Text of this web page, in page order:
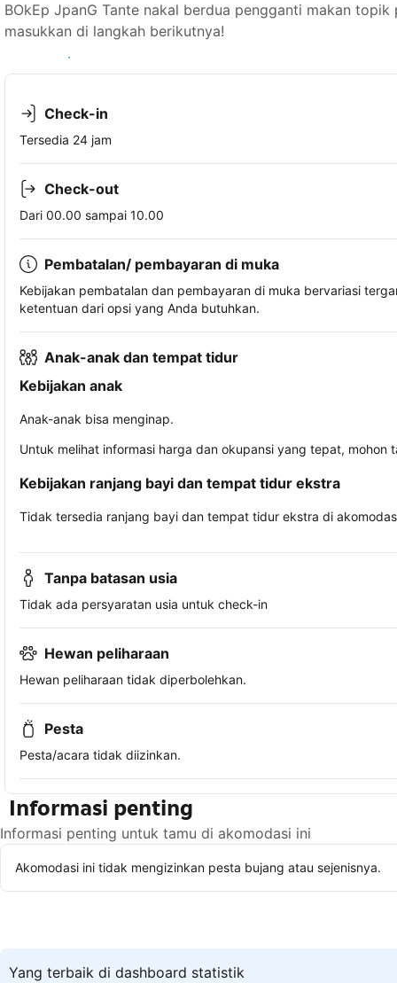
BOkEp JpanG Tante nakal berdua pengganti makan
masukkan di langkah berikutnya!
Lihat ketersediaan
Check-in
Tersedia 24 jam
Check-out
Dari 00.00 sampai 10.00
Pembatalan/ pembayaran di muka
Kebijakan pembatalan dan pembayaran di muka bervariasi
ketentuan dari opsi yang Anda butuhkan.
Anak-anak dan tempat tidur
Kebijakan anak
Anak-anak bisa menginap.
Untuk melihat informasi harga dan okupansi yang tepat,
Kebijakan ranjang bayi dan tempat tidur ekstra
Tidak tersedia ranjang bayi dan tempat tidur ekstra di
Tanpa batasan usia
Tidak ada persyaratan usia untuk check-in
Hewan peliharaan
Hewan peliharaan tidak diperbolehkan.
Pesta
Pesta/acara tidak diizinkan.
Informasi penting
Informasi penting untuk tamu di akomodasi ini
Akomodasi ini tidak mengizinkan pesta bujang atau sejenisnya.
Yang terbaik di dashboard statistik